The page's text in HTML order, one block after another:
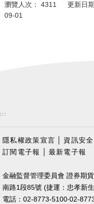
瀏覽人次： 4311 更新日
09-01
:::
隱私權政策宣言 資訊安
訂閱電子報
最新電子報
金融監督管理委員會 證券期
南路1段85號 (捷運：忠孝新
電話：02-8773-5100‧02-